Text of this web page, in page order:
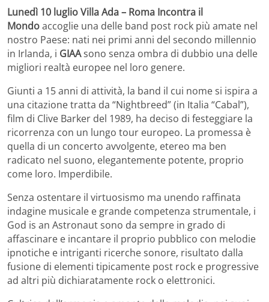
Lunedì 10 luglioVilla Ada – Roma Incontra il
Mondoaccoglie una delle band post rock più amate nel
nostro Paese: nati nei primi anni del secondo millennio
in Irlanda, i GIAAsono senza ombra di dubbio una delle
migliori realtà europee nel loro genere.
Giunti a 15 anni di attività, la band il cui nome si ispira a
una citazione tratta da “Nightbreed” (in Italia “Cabal”),
film di Clive Barker del 1989, ha deciso di festeggiare la
ricorrenza con un lungo tour europeo. La promessa è
quella di un concerto avvolgente, etereo ma ben
radicato nel suono, elegantemente potente, proprio
come loro. Imperdibile.
Senza ostentare il virtuosismo ma unendo raffinata
indagine musicale e grande competenza strumentale, i
God is an Astronaut sono da sempre in grado di
affascinare e incantare il proprio pubblico con melodie
ipnotiche e intriganti ricerche sonore, risultato dalla
fusione di elementi tipicamente post rock e progressive
ad altri più dichiaratamente rock o elettronici.